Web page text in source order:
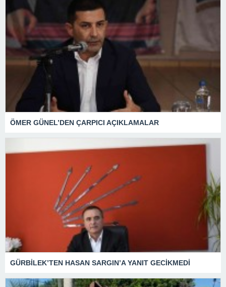
ÖMER GÜNEL’DEN ÇARPICI AÇIKLAMALAR
GÜRBİLEK’TEN HASAN SARGIN’A YANIT GECİKMEDİ